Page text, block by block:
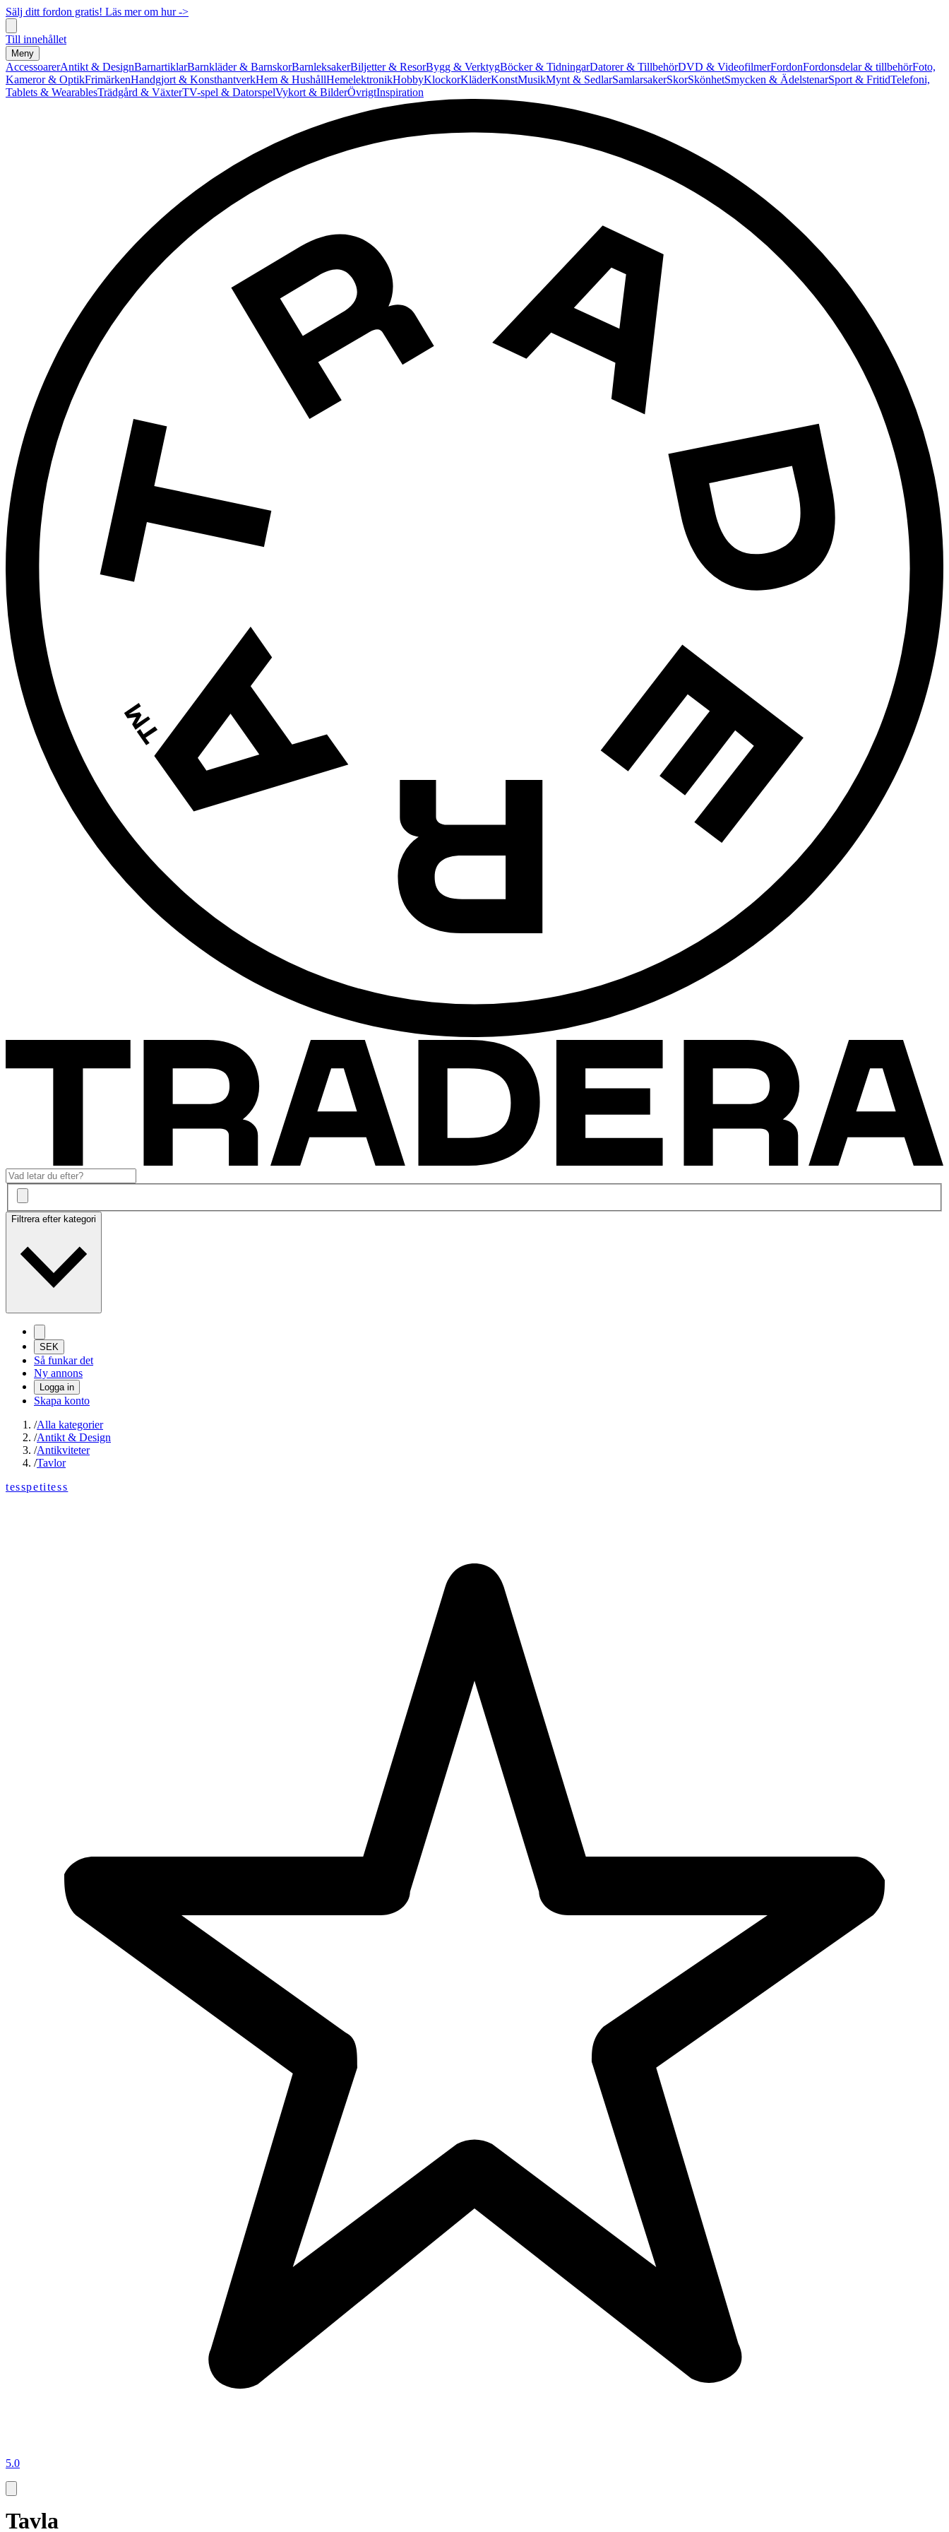
Sälj ditt fordon gratis! Läs mer om hur ->
Till innehållet
Meny
AccessoarerAntikt & DesignBarnartiklarBarnkläder & BarnskorBarnleksakerBiljetter & ResorBygg & VerktygBöcker & TidningarDatorer & TillbehörDVD & VideofilmerFordonFordonsdelar & tillbehörFoto,
Kameror & OptikFrimärkenHandgjort & KonsthantverkHem & HushållHemelektronikHobbyKlockorKläderKonstMusikMynt & SedlarSamlarsakerSkorSkönhetSmycken & ÄdelstenarSport & FritidTelefoni,
Tablets & WearablesTrädgård & VäxterTV-spel & DatorspelVykort & BilderÖvrigtInspiration
Filtrera efter kategori
SEK
Så funkar det
Ny annons
Logga in
Skapa konto
/Alla kategorier
/Antikt & Design
/Antikviteter
/Tavlor
tesspetitess
5.0
Tavla